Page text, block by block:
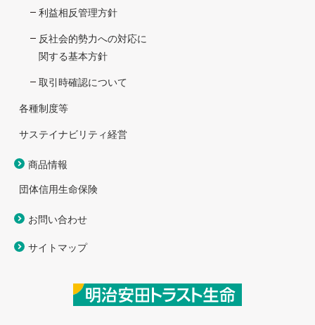
利益相反管理方針
反社会的勢力への対応に
関する基本方針
取引時確認について
各種制度等
サステイナビリティ経営
商品情報
団体信用生命保険
お問い合わせ
サイトマップ